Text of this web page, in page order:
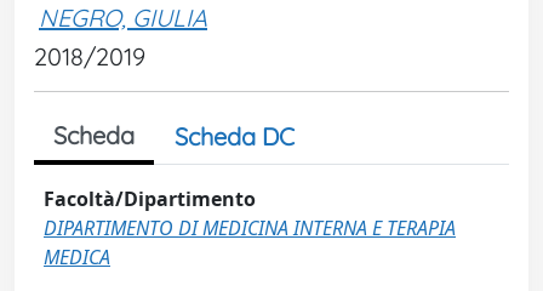
NEGRO, GIULIA
2018/2019
Scheda Scheda DC
Facoltà/Dipartimento
DIPARTIMENTO DI MEDICINA INTERNA E TERAPIA
MEDICA